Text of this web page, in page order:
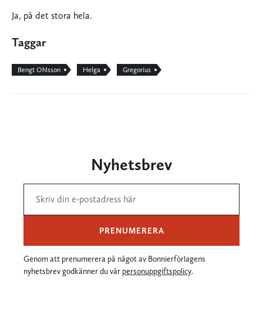
Ja, på det stora hela.
Taggar
Bengt Ohlsson Helga Gregorius
Nyhetsbrev
PRENUMERERA
Genom att prenumerera på något av Bonnierförlagens
nyhetsbrev godkänner du vår personuppgiftspolicy.